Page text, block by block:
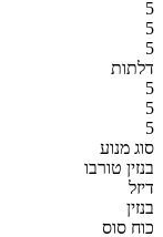
5
5
5
דלתות
5
5
5
סוג מנוע
בנזין טורבו
דיזל
בנזין
כוח סוס